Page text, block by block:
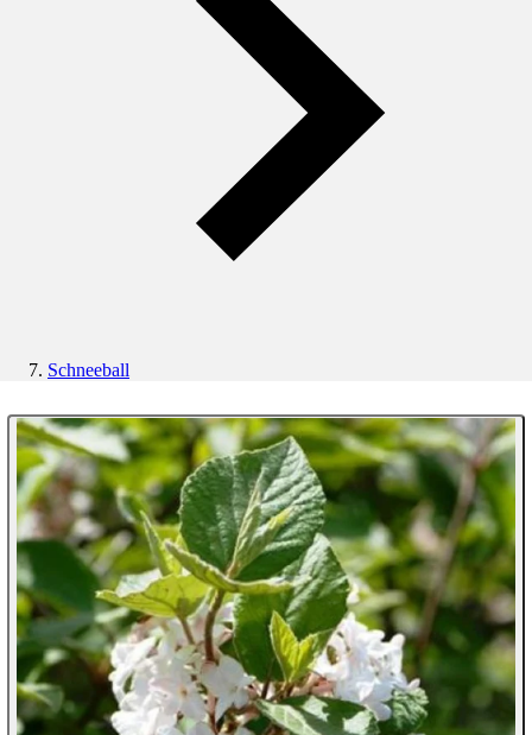
Schneeball